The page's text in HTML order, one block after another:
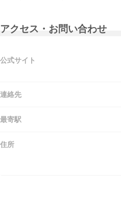
アクセス・お問い合わせ
公式サイト
連絡先
最寄駅
住所